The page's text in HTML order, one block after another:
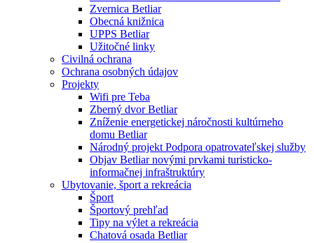
Zvernica Betliar
Obecná knižnica
UPPS Betliar
Užitočné linky
Civilná ochrana
Ochrana osobných údajov
Projekty
Wifi pre Teba
Zberný dvor Betliar
Zníženie energetickej náročnosti kultúrneho
domu Betliar
Národný projekt Podpora opatrovateľskej služby
Objav Betliar novými prvkami turisticko-
informačnej infraštruktúry
Ubytovanie, šport a rekreácia
Šport
Športový prehľad
Tipy na výlet a rekreácia
Chatová osada Betliar